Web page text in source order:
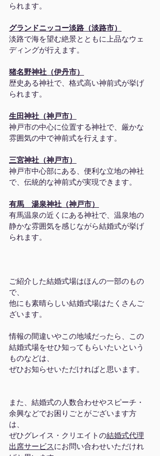
られます。
グランドニッコー淡路（淡路市）
淡路で海を望む絶景とともに上品なウェ
ディングが行えます。
猪名野神社（伊丹市）
歴史ある神社で、格式高い神前式が挙げ
られます。
生田神社（神戸市）
神戸市の中心に位置する神社で、厳かな
雰囲気の中で神前式を行えます。
三宮神社（神戸市）
神戸市中心部にある、便利な立地の神社
で、伝統的な神前式が実現できます。
有馬　湯泉神社（神戸市）
有馬温泉の近くにある神社で、温泉地の
静かな雰囲気を感じながら結婚式が挙げ
られます。
ご紹介した結婚式場はほんの一部のもの
で、
他にも素晴らしい結婚式場はたくさんご
ざいます。
情報の間違いやこの地域だったら、この
結婚式場をせひ知ってもらいたいという
ものなどは、
ぜひお知らせいただければと思います。
また、結婚式の人数合わせやスピーチ・
余興などでお困りごとがございます方
は、
ぜひグレイス・クリエイトの結婚式代理
出席サービスにお問い合わせいただけれ